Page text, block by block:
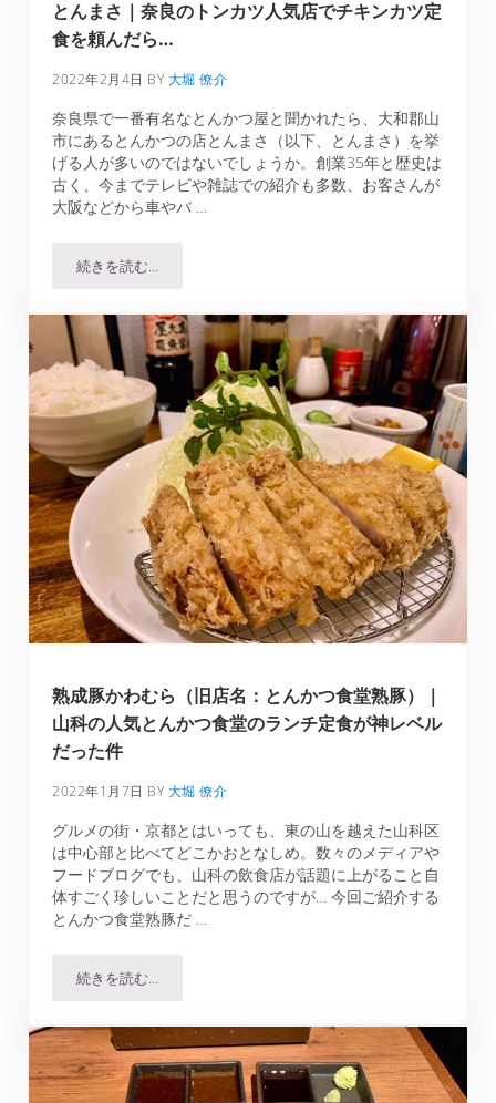
とんまさ｜奈良のトンカツ人気店でチキンカツ定
食を頼んだら…
2022年2月4日 BY 大堀 僚介
奈良県で一番有名なとんかつ屋と聞かれたら、大和郡山
市にあるとんかつの店とんまさ（以下、とんまさ）を挙
げる人が多いのではないでしょうか。創業35年と歴史は
古く、今までテレビや雑誌での紹介も多数、お客さんが
大阪などから車やバ …
続きを読む…とんまさ｜奈良のトンカツ人気店でチキンカツ定食を頼ん
熟成豚かわむら（旧店名：とんかつ食堂熟豚）｜
山科の人気とんかつ食堂のランチ定食が神レベル
だった件
2022年1月7日 BY 大堀 僚介
グルメの街・京都とはいっても、東の山を越えた山科区
は中心部と比べてどこかおとなしめ。数々のメディアや
フードブログでも、山科の飲食店が話題に上がること自
体すごく珍しいことだと思うのですが… 今回ご紹介する
とんかつ食堂熟豚だ …
続きを読む…熟成豚かわむら（旧店名：とんかつ食堂熟豚）｜山科の